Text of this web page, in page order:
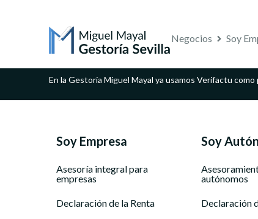
Negocios Soy
En la Gestoría Miguel Mayal ya usamos Verifactu
Soy Empresa
Asesoría integral para
empresas
Declaración de la Renta
Soy
autónomos
Declaración